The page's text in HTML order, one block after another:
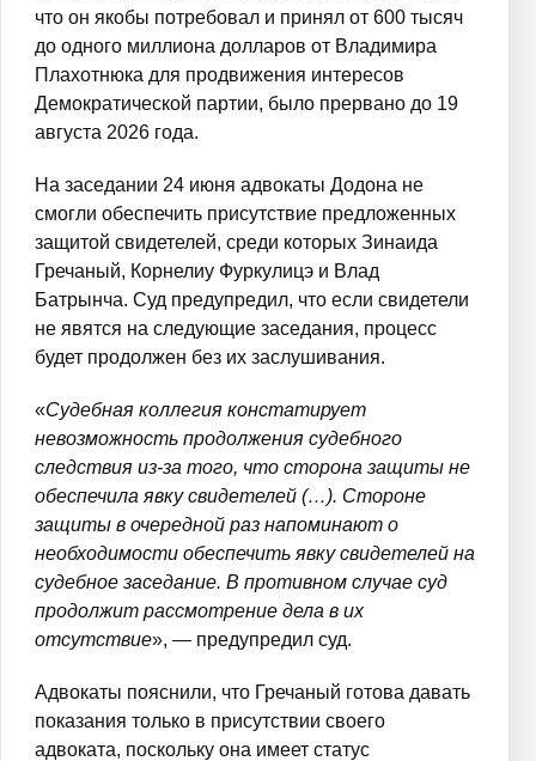
что он якобы потребовал и принял от 600 тысяч
до одного миллиона долларов от Владимира
Плахотнюка для продвижения интересов
Демократической партии, было прервано до 19
августа 2026 года.
На заседании 24 июня адвокаты Додона не
смогли обеспечить присутствие предложенных
защитой свидетелей, среди которых Зинаида
Гречаный, Корнелиу Фуркулицэ и Влад
Батрынча. Суд предупредил, что если свидетели
не явятся на следующие заседания, процесс
будет продолжен без их заслушивания.
«Судебная коллегия констатирует
невозможность продолжения судебного
следствия из-за того, что сторона защиты не
обеспечила явку свидетелей (…). Стороне
защиты в очередной раз напоминают о
необходимости обеспечить явку свидетелей на
судебное заседание. В противном случае суд
продолжит рассмотрение дела в их
отсутствие», — предупредил суд.
Адвокаты пояснили, что Гречаный готова давать
показания только в присутствии своего
адвоката, поскольку она имеет статус